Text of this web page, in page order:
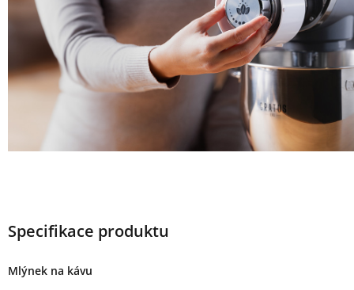
Specifikace produktu
Mlýnek na kávu